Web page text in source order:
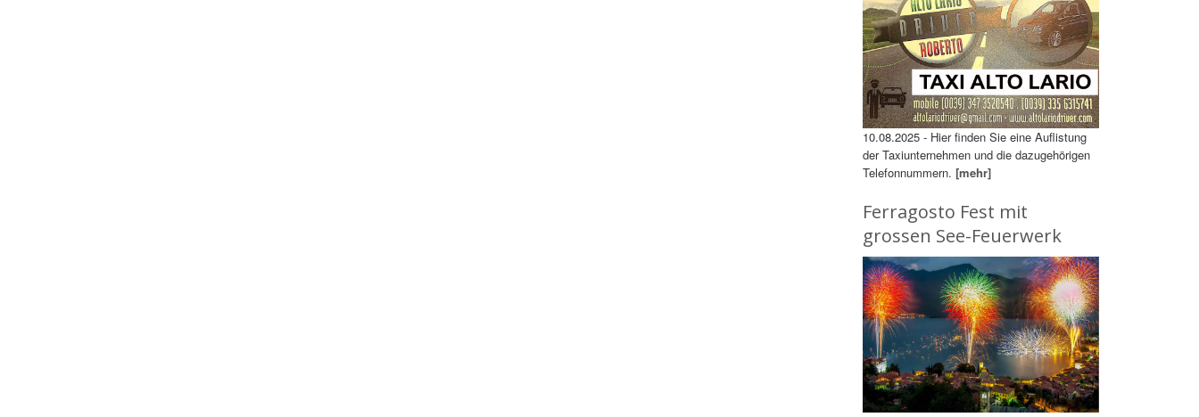
10.08.2025 - Hier finden Sie eine Auflistung
der Taxiunternehmen und die dazugehörigen
Telefonnummern. [mehr]
Ferragosto Fest mit
grossen See-Feuerwerk